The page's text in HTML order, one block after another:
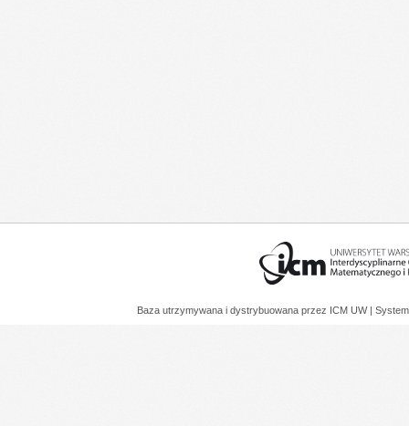
Baza utrzymywana i dystrybuowana przez ICM UW |